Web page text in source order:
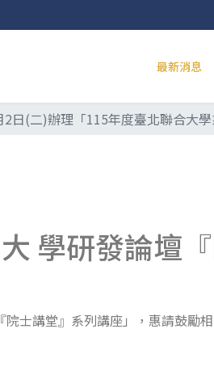
最新消息
日(二)辦理「115年度臺北聯合大學
學研發論壇
士講堂』系列講座」，惠請鼓勵